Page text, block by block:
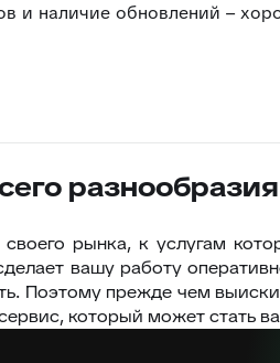
и наличие обновлений –
рынка, к услугам
вашу работу
Поэтому прежде чем
который может стать